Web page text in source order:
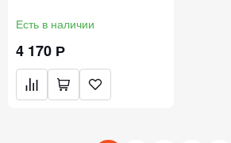
Есть в наличии
4 170 Р